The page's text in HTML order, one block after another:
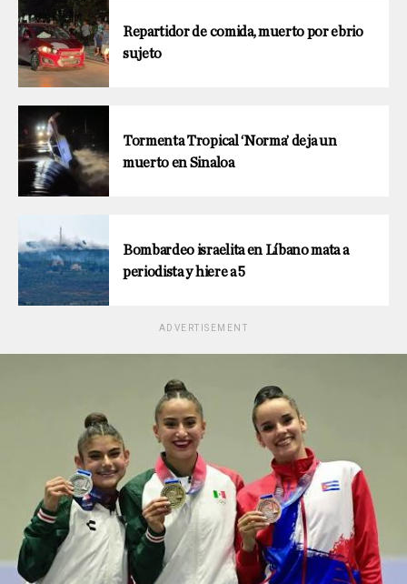
Repartidor de comida, muerto por ebrio
sujeto
Tormenta Tropical ‘Norma’ deja un
muerto en Sinaloa
Bombardeo israelita en Líbano mata a
periodista y hiere a 5
ADVERTISEMENT